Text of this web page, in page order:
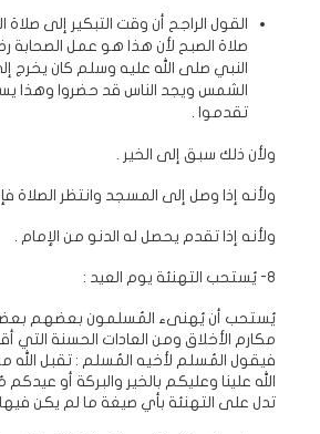
القول الراجح أن وقت التبكير إلى صلاة
صلاة الصبح لأن هذا هو عمل الصحابة
النبي صلى الله عليه وسلم كان يخرج
الشمس ويجد الناس قد حضروا وهذا
تقدموا .
ولأن ذلك سبق إلى الخير .
ولأنه إذا وصل إلى المسجد وانتظر الصلاة
ولأنه إذا تقدم يحصل له الدنو من الإمام .
8- يُستحب التهنئة يوم العيد :
يُستحب أن يُهنىء المُسلمون بعضهم بعضاً
مكارم الأخلاق ومن العادات الحسنة التي
فيقول المُسلم لأخيه المُسلم : تقبل الله
الله علينا وعليكم بالخير والبركة أو
تدل على التهنئة بأي صيغة ما لم يكن